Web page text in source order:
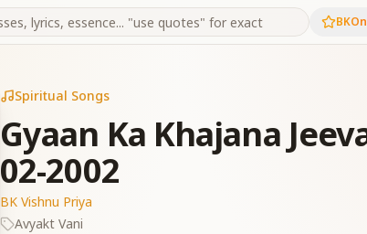
Spiritual Songs
Gyaan Ka Khajana
02-2002
BK Vishnu Priya
Avyakt Vani